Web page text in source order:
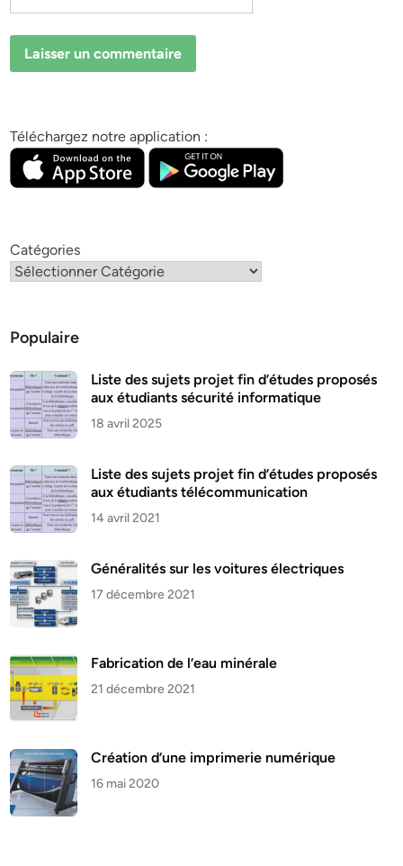
Téléchargez notre application :
Catégories
Populaire
Liste des sujets projet fin d’études proposés
aux étudiants sécurité informatique
18 avril 2025
Liste des sujets projet fin d’études proposés
aux étudiants télécommunication
14 avril 2021
Généralités sur les voitures électriques
17 décembre 2021
Fabrication de l’eau minérale
21 décembre 2021
Création d’une imprimerie numérique
16 mai 2020